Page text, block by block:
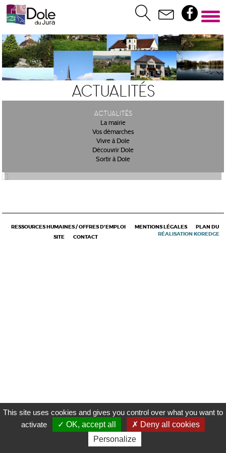
Actualités
Actualités
La mairie
Vos démarches
Vivre à Dole
Découvrir Dole
Sortir à Dole
RESSOURCES HUMAINES / OFFRES D'EMPLOI MENTIONS LÉGALES
PLAN DU
SITE
CONTACT
RÉALISATION KOREDGE
This site uses cookies and gives you control over what you want to
activate
OK, accept all
Deny all cookies
Personalize